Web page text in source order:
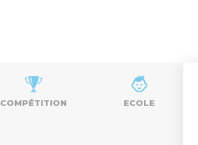
COMPÉTITION ECOLE